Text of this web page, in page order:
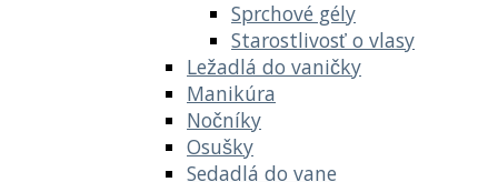
Sprchové gély
Starostlivosť o vlasy
Ležadlá do vaničky
Manikúra
Nočníky
Osušky
Sedadlá do vane